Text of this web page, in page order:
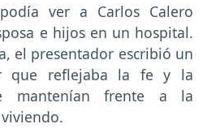
ver a Carlos Calero
e hijos en un hospital.
el presentador escribió un
que reflejaba la fe y la
mantenían frente a la